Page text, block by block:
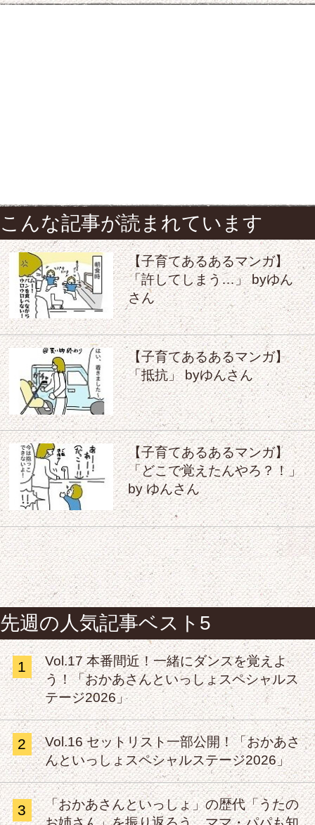
こんな記事が読まれています
【子育てあるあるマンガ】
「許してしまう…」 byゆん
さん
【子育てあるあるマンガ】
「抵抗」 byゆんさん
【子育てあるあるマンガ】
「どこで覚えたんやろ？！」
by ゆんさん
先週の人気記事ベスト5
1
Vol.17 本番間近！一緒にダンスを覚えよ
う！「おかあさんといっしょスペシャルス
テージ2026」
2
Vol.16 セットリスト一部公開！「おかあさ
んといっしょスペシャルステージ2026」
3
「おかあさんといっしょ」の歴代「うたの